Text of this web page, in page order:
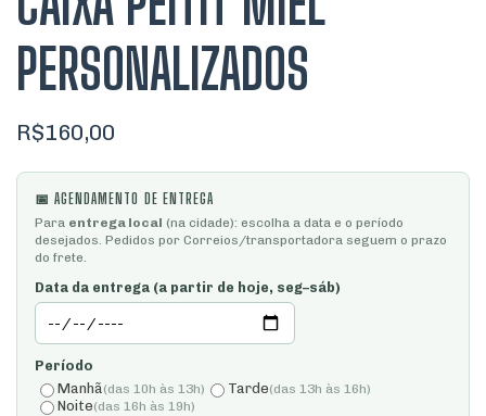
PERSONALIZADOS
R$160,00
📅 AGENDAMENTO DE ENTREGA
Para entrega local (na cidade): escolha a data e o período
desejados. Pedidos por Correios/transportadora seguem o prazo
do frete.
Data da entrega (a partir de hoje, seg–sáb)
Período
Manhã(das 10h às 13h) Tarde(das 13h às 16h)
Noite(das 16h às 19h)